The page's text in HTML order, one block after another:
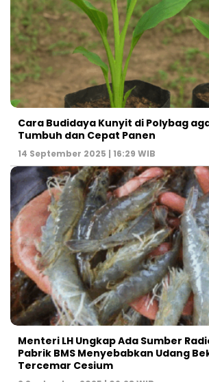
Cara Budidaya Kunyit di Polybag
Tumbuh dan Cepat Panen
14 September 2025 | 16:29 WIB
Menteri LH Ungkap Ada Sumber
Pabrik BMS Menyebabkan Udang
Tercemar Cesium